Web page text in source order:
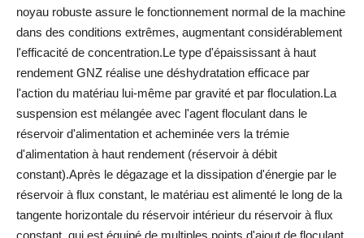
noyau robuste assure le fonctionnement normal de la machine
dans des conditions extrêmes, augmentant considérablement
l'efficacité de concentration.Le type d'épaississant à haut
rendement GNZ réalise une déshydratation efficace par
l'action du matériau lui-même par gravité et par floculation.La
suspension est mélangée avec l'agent floculant dans le
réservoir d'alimentation et acheminée vers la trémie
d'alimentation à haut rendement (réservoir à débit
constant).Après le dégazage et la dissipation d'énergie par le
réservoir à flux constant, le matériau est alimenté le long de la
tangente horizontale du réservoir intérieur du réservoir à flux